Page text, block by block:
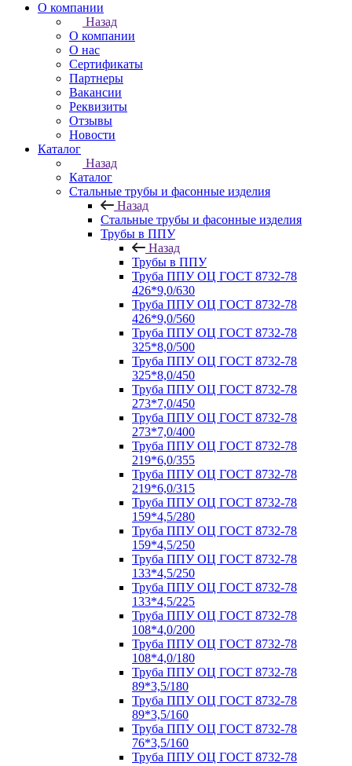
О компании
Назад
О компании
О нас
Сертификаты
Партнеры
Вакансии
Реквизиты
Отзывы
Новости
Каталог
Назад
Каталог
Стальные трубы и фасонные изделия
Назад
Стальные трубы и фасонные изделия
Трубы в ППУ
Назад
Трубы в ППУ
Труба ППУ ОЦ ГОСТ 8732-78
426*9,0/630
Труба ППУ ОЦ ГОСТ 8732-78
426*9,0/560
Труба ППУ ОЦ ГОСТ 8732-78
325*8,0/500
Труба ППУ ОЦ ГОСТ 8732-78
325*8,0/450
Труба ППУ ОЦ ГОСТ 8732-78
273*7,0/450
Труба ППУ ОЦ ГОСТ 8732-78
273*7,0/400
Труба ППУ ОЦ ГОСТ 8732-78
219*6,0/355
Труба ППУ ОЦ ГОСТ 8732-78
219*6,0/315
Труба ППУ ОЦ ГОСТ 8732-78
159*4,5/280
Труба ППУ ОЦ ГОСТ 8732-78
159*4,5/250
Труба ППУ ОЦ ГОСТ 8732-78
133*4,5/250
Труба ППУ ОЦ ГОСТ 8732-78
133*4,5/225
Труба ППУ ОЦ ГОСТ 8732-78
108*4,0/200
Труба ППУ ОЦ ГОСТ 8732-78
108*4,0/180
Труба ППУ ОЦ ГОСТ 8732-78
89*3,5/180
Труба ППУ ОЦ ГОСТ 8732-78
89*3,5/160
Труба ППУ ОЦ ГОСТ 8732-78
76*3,5/160
Труба ППУ ОЦ ГОСТ 8732-78